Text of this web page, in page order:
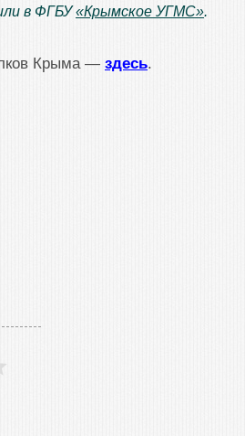
в ФГБУ«Крымское УГМС».
Крыма — здесь.